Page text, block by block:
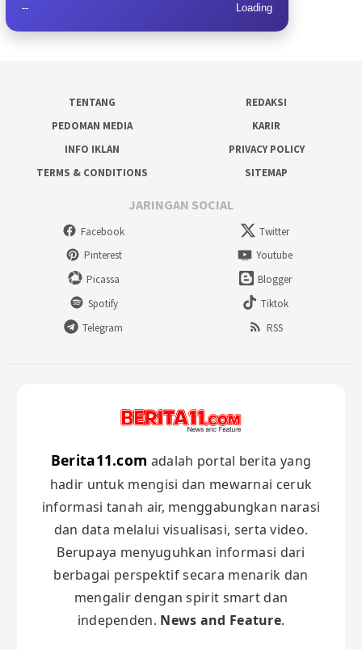
-- Loading
TENTANG
REDAKSI
PEDOMAN MEDIA
KARIR
INFO IKLAN
PRIVACY POLICY
TERMS & CONDITIONS
SITEMAP
JARINGAN SOCIAL
Facebook
Twitter
Pinterest
Youtube
Picassa
Blogger
Spotify
Tiktok
Telegram
RSS
Berita11.com adalah portal berita yang
hadir untuk mengisi dan mewarnai ceruk
informasi tanah air, menggabungkan narasi
dan data melalui visualisasi, serta video.
Berupaya menyuguhkan informasi dari
berbagai perspektif secara menarik dan
mengalir dengan spirit smart dan
independen. News and Feature.